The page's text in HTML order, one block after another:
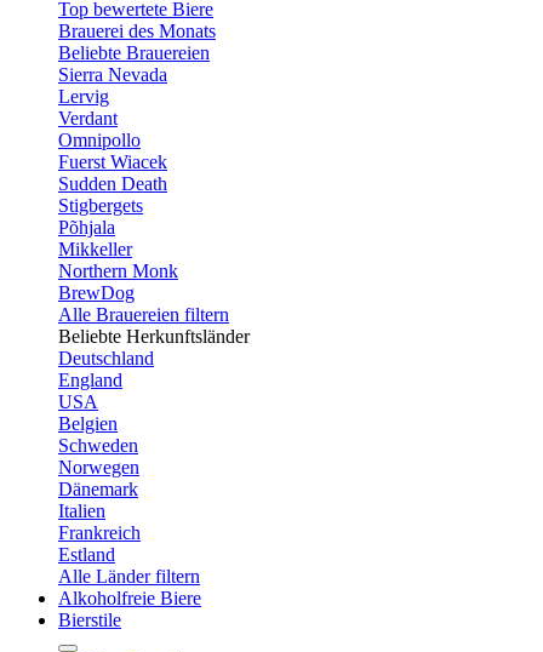
Top bewertete Biere
Brauerei des Monats
Beliebte Brauereien
Sierra Nevada
Lervig
Verdant
Omnipollo
Fuerst Wiacek
Sudden Death
Stigbergets
Põhjala
Mikkeller
Northern Monk
BrewDog
Alle Brauereien filtern
Beliebte Herkunftsländer
Deutschland
England
USA
Belgien
Schweden
Norwegen
Dänemark
Italien
Frankreich
Estland
Alle Länder filtern
Alkoholfreie Biere
Bierstile